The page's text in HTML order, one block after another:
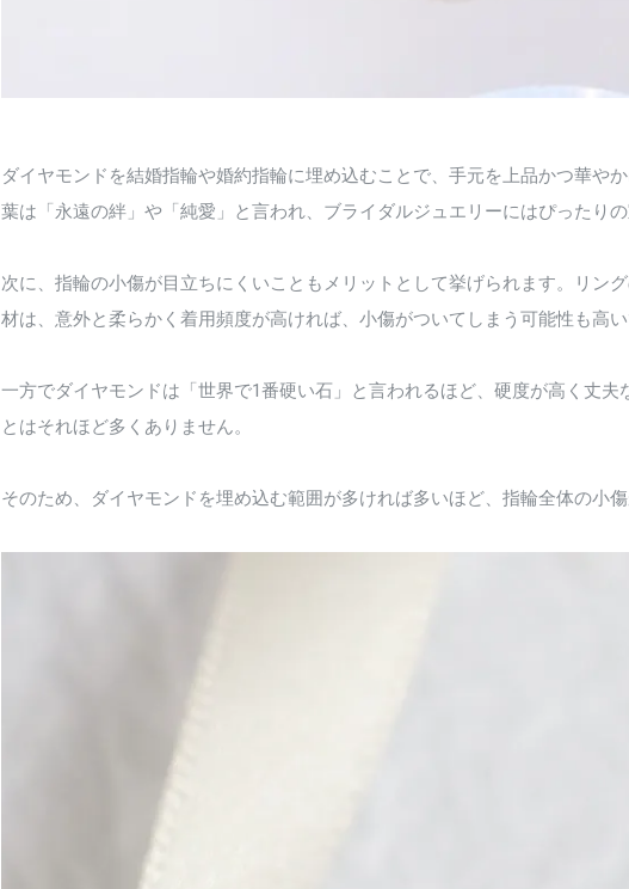
ダイヤモンドを結婚指輪や婚約指輪に埋め込むことで、手元を上品かつ華や
葉は「永遠の絆」や「純愛」と言われ、ブライダルジュエリーにはぴったりの
次に、指輪の小傷が目立ちにくいこともメリットとして挙げられます。リン
材は、意外と柔らかく着用頻度が高ければ、小傷がついてしまう可能性も高い
一方でダイヤモンドは「世界で1番硬い石」と言われるほど、硬度が高く丈
とはそれほど多くありません。
そのため、ダイヤモンドを埋め込む範囲が多ければ多いほど、指輪全体の小傷